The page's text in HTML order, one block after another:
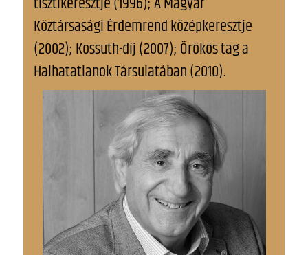
Köztársasági Érdemrend középkeresztje
(2002); Kossuth-díj (2007); Örökös tag a
Halhatatlanok Társulatában (2010).